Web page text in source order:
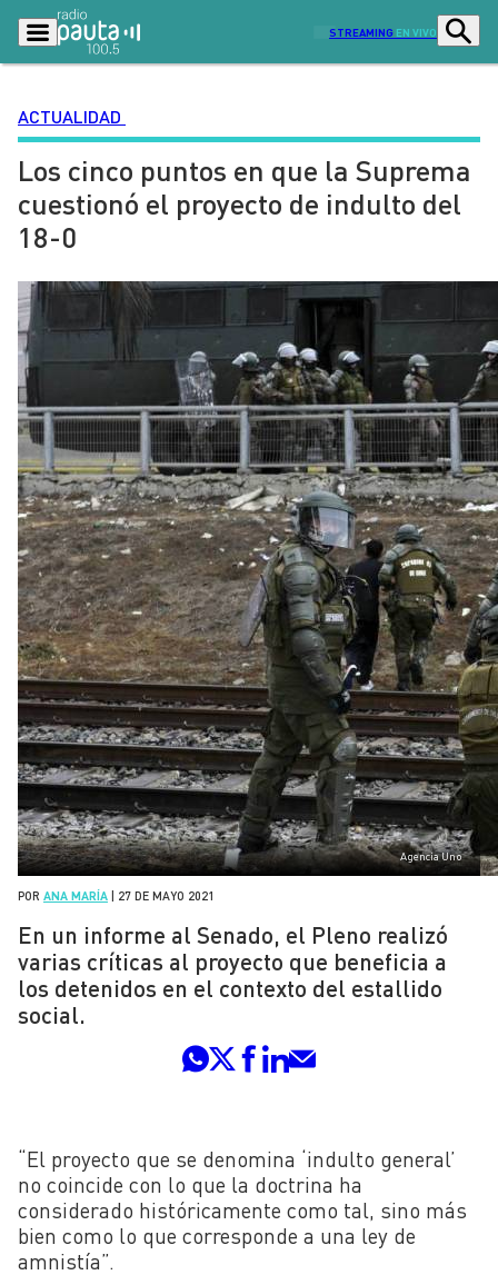
STREAMING EN VIVO
Podcasts Programas
Lo Último Actualidad
Ciudad
Radio en vivo Sostenibilidad
Tendencias
Entretención y Cultura Opinión
Dato en Pauta Señal 2
Contenido Patrocinado
ACTUALIDAD
Los cinco puntos en que la Suprema
cuestionó el proyecto de indulto del
18-0
Agencia Uno
POR ANA MARÍA 27 DE MAYO 2021
En un informe al Senado, el Pleno realizó
varias críticas al proyecto que beneficia a
los detenidos en el contexto del estallido
social.
“El proyecto que se denomina ‘indulto general’
no coincide con lo que la doctrina ha
considerado históricamente como tal, sino más
bien como lo que corresponde a una ley de
amnistía”.